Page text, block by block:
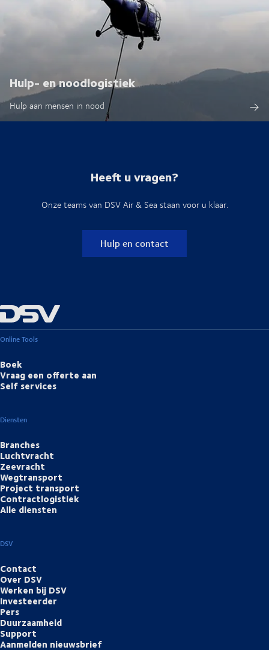
Hulp- en noodlogistiek
Hulp aan mensen in nood
Heeft u vragen?
Onze teams van DSV Air & Sea staan voor u klaar.
Hulp en contact
Online Tools
Boek
Vraag een offerte aan
Self services
Diensten
Branches
Luchtvracht
Zeevracht
Wegtransport
Project transport
Contractlogistiek
Alle diensten
DSV
Contact
Over DSV
Werken bij DSV
Investeerder
Pers
Duurzaamheid
Support
Aanmelden nieuwsbrief